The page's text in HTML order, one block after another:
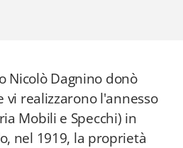
Nicolò Dagnino donò
vi realizzarono l'annesso
Mobili e Specchi) in
nel 1919, la proprietà